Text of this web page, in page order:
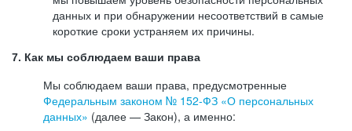
данных и при обнаружении несоответствий в самые
короткие сроки устраняем их причины.
7. Как мы соблюдаем ваши права
Мы соблюдаем ваши права, предусмотренные
Федеральным законом № 152-ФЗ «О персональных
данных» (далее — Закон), а именно: